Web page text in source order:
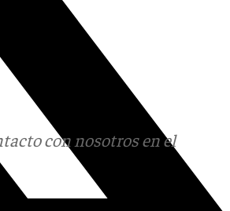
con nosotros en el